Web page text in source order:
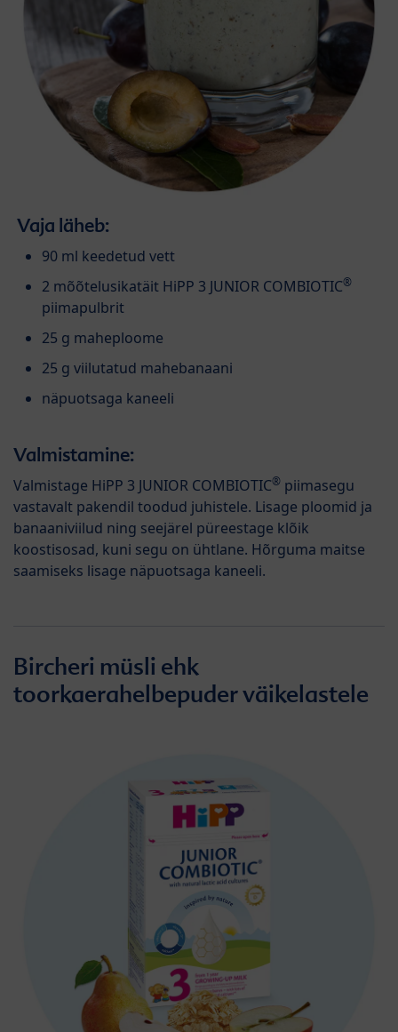
Vaja läheb:
90 ml keedetud vett
2 mõõtelusikatäit HiPP 3 JUNIOR COMBIOTIC®
piimapulbrit
25 g maheploome
25 g viilutatud mahebanaani
näpuotsaga kaneeli
Valmistamine:
Valmistage HiPP 3 JUNIOR COMBIOTIC® piimasegu
vastavalt pakendil toodud juhistele. Lisage ploomid ja
banaaniviilud ning seejärel püreestage klõik
koostisosad, kuni segu on ühtlane. Hõrguma maitse
saamiseks lisage näpuotsaga kaneeli.
Bircheri müsli ehk
toorkaerahelbepuder väikelastele